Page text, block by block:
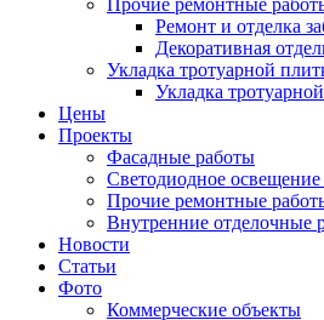
Прочие ремонтные
Ремонт и отделка
Декоративная
Укладка тротуарной
Укладка
Цены
Проекты
Фасадные работы
Светодиодное освещение
Прочие ремонтные
Внутренние отделочные
Новости
Статьи
Фото
Коммерческие объекты